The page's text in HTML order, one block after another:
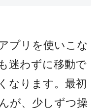
プリを使いこな
迷わずに移動で
なります。最初
が、少しずつ操